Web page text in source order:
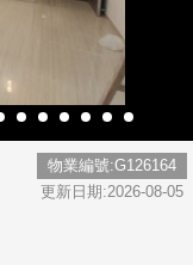
物業編號:G126164
更新日期:2026-08-05